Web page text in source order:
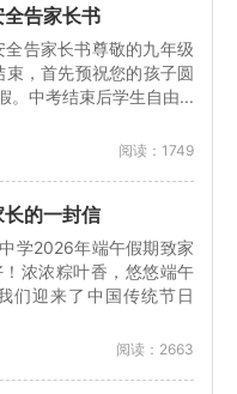
告家长书
告家长书尊敬的九年级
，首先预祝您的孩子圆
。中考结束后学生自由...
阅读：1749
的一封信
学2026年端午假期致家
浓浓粽叶香，悠悠端午
们迎来了中国传统节日
阅读：2663